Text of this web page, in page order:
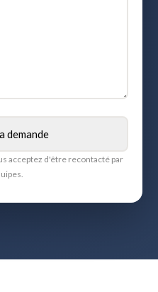
acceptez d'être recontacté par